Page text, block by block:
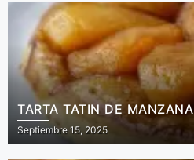
TARTA TATIN DE MANZANA
Septiembre 15, 2025